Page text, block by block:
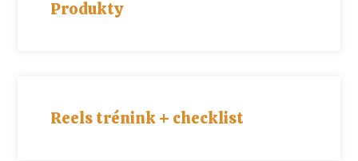
Produkty
Reels trénink + checklist